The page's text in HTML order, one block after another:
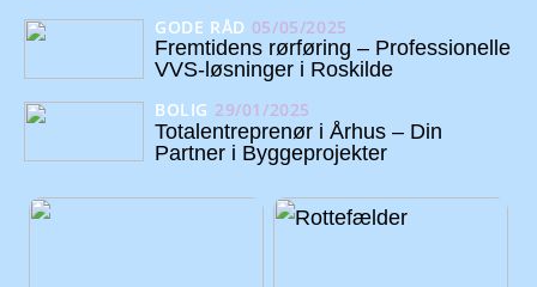
GODE RÅD 05/05/2025
Fremtidens rørføring – Professionelle
VVS-løsninger i Roskilde
BOLIG 29/01/2025
Totalentreprenør i Århus – Din
Partner i Byggeprojekter